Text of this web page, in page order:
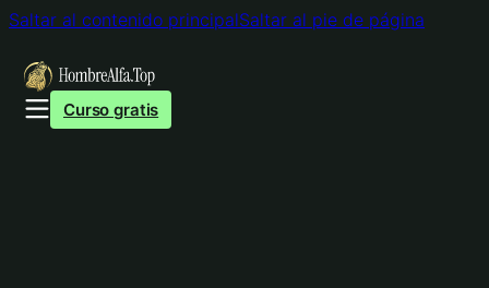
Saltar al contenido principalSaltar al pie de página
Curso gratis